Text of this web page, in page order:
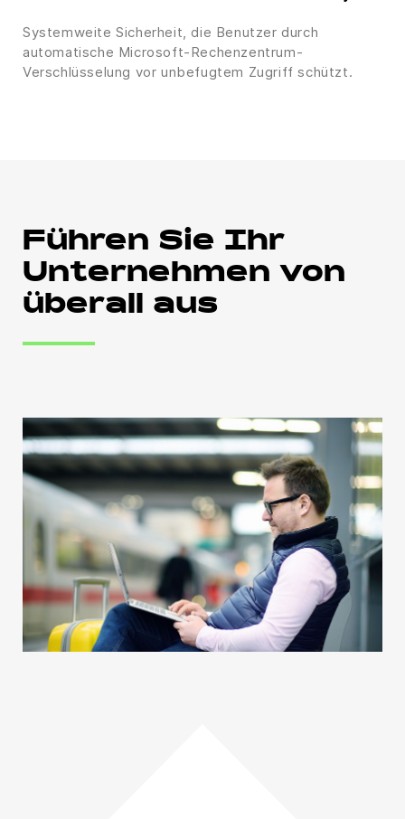
Systemweite Sicherheit, die Benutzer durch
automatische Microsoft-Rechenzentrum-
Verschlüsselung vor unbefugtem Zugriff schützt.
Führen Sie Ihr
Unternehmen von
überall aus